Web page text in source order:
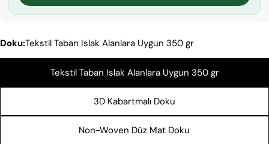
Doku:Tekstil Taban Islak Alanlara Uygun 350 gr
Tekstil Taban Islak Alanlara Uygun 350 gr
3D Kabartmalı Doku
Non-Woven Düz Mat Doku
* işaretli alanların doldurulması zorunludur.
SORU GÖNDER